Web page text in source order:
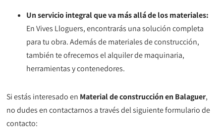
Un servicio integral que va más allá de los materiales:
En Vives Lloguers, encontrarás una solución completa
para tu obra. Además de materiales de construcción,
también te ofrecemos el alquiler de maquinaria,
herramientas y contenedores.
Si estás interesado en Material de construcción en Balaguer,
no dudes en contactarnos a través del siguiente formulario de
contacto: